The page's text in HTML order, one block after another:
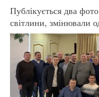
Публікується два
світлини, змінювали